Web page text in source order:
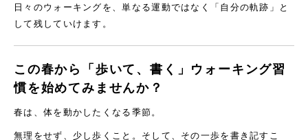
日々のウォーキングを、単なる運動ではなく「自分の軌跡」と
して残していけます。
この春から「歩いて、書く」ウォーキング習
慣を始めてみませんか？
春は、体を動かしたくなる季節。
無理をせず、少し歩くこと。そして、その一歩を書き記すこ